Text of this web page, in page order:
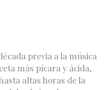
previa a la música
más pícara y ácida,
altas horas de la